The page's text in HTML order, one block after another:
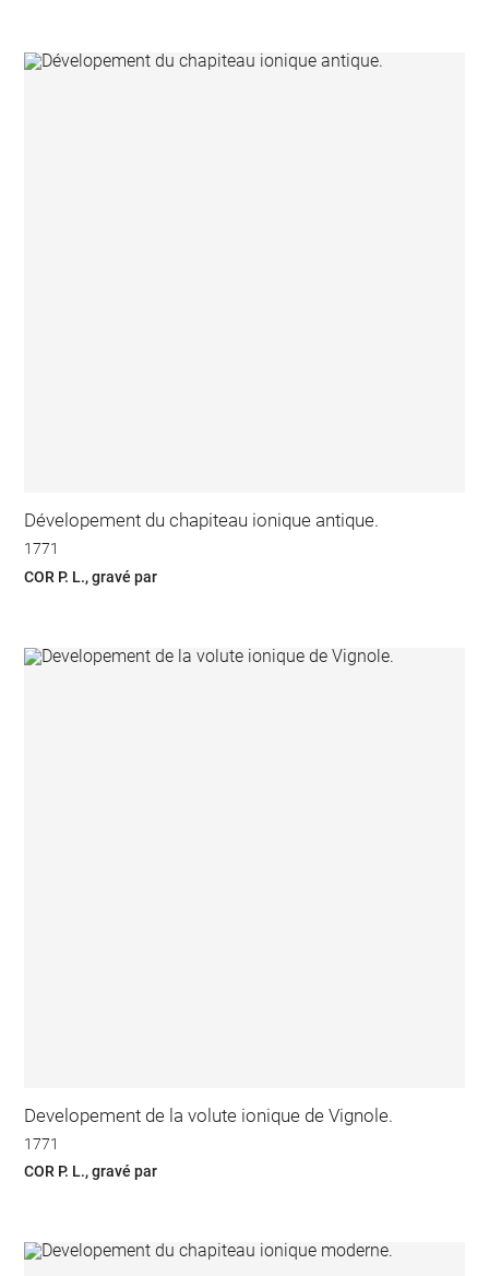
Dévelopement du chapiteau ionique antique.
1771
COR P. L., gravé par
Developement de la volute ionique de Vignole.
1771
COR P. L., gravé par